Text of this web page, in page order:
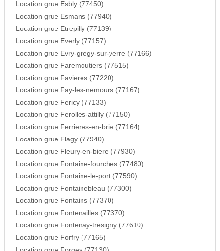
Location grue Esbly (77450)
Location grue Esmans (77940)
Location grue Etrepilly (77139)
Location grue Everly (77157)
Location grue Evry-gregy-sur-yerre (77166)
Location grue Faremoutiers (77515)
Location grue Favieres (77220)
Location grue Fay-les-nemours (77167)
Location grue Fericy (77133)
Location grue Ferolles-attilly (77150)
Location grue Ferrieres-en-brie (77164)
Location grue Flagy (77940)
Location grue Fleury-en-biere (77930)
Location grue Fontaine-fourches (77480)
Location grue Fontaine-le-port (77590)
Location grue Fontainebleau (77300)
Location grue Fontains (77370)
Location grue Fontenailles (77370)
Location grue Fontenay-tresigny (77610)
Location grue Forfry (77165)